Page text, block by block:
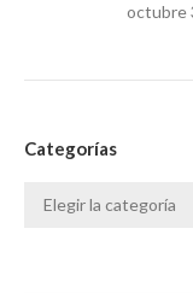
octubre
Categorías
Categorías